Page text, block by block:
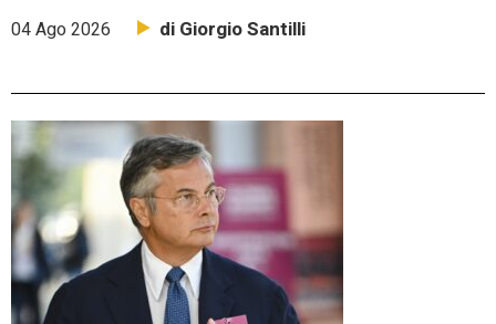
04 Ago 2026 di Giorgio Santilli